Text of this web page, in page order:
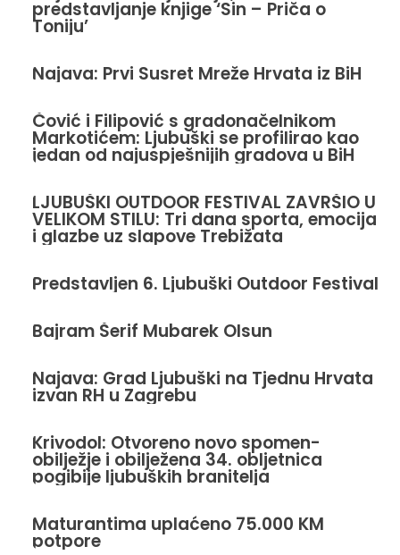
predstavljanje knjige ‘Sin – Priča o
Toniju’
Najava: Prvi Susret Mreže Hrvata iz BiH
Čović i Filipović s gradonačelnikom
Markotićem: Ljubuški se profilirao kao
jedan od najuspješnijih gradova u BiH
LJUBUŠKI OUTDOOR FESTIVAL ZAVRŠIO U
VELIKOM STILU: Tri dana sporta, emocija
i glazbe uz slapove Trebižata
Predstavljen 6. Ljubuški Outdoor Festival
Bajram Šerif Mubarek Olsun
Najava: Grad Ljubuški na Tjednu Hrvata
izvan RH u Zagrebu
Krivodol: Otvoreno novo spomen-
obilježje i obilježena 34. obljetnica
pogibije ljubuških branitelja
Maturantima uplaćeno 75.000 KM
potpore